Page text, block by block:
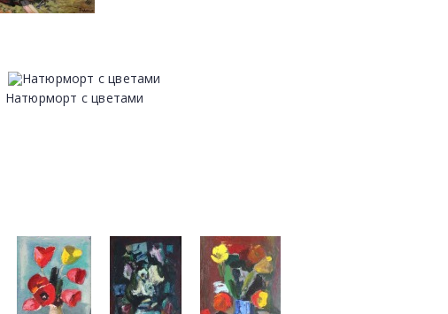
Натюрморт с цветами